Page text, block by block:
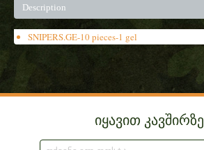
Description
SNIPERS.GE-10 pieces-1 gel
იყავით კავშირზე